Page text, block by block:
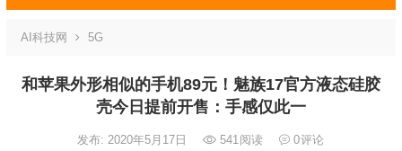
AI科技网 5G
和苹果外形相似的手机89元！魅族17官方液态硅胶
壳今日提前开售：手感仅此一
发布: 2020年5月17日 541阅读 0评论